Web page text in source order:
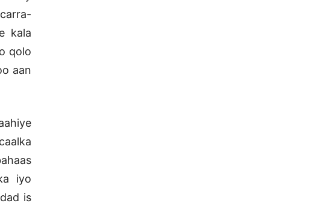
kala
qolo
aan
iyo
is